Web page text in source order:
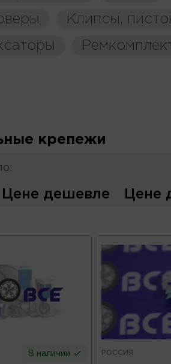
Клипсы,
крепежи
Цене дешевле Цене
В наличии РОССИЯ